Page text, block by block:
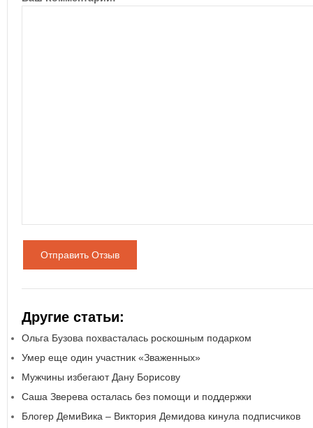
Отправить Отзыв
Другие статьи:
Ольга Бузова похвасталась роскошным подарком
Умер еще один участник «Зваженных»
Мужчины избегают Дану Борисову
Саша Зверева осталась без помощи и поддержки
Блогер ДемиВика – Виктория Демидова кинула подписчиков